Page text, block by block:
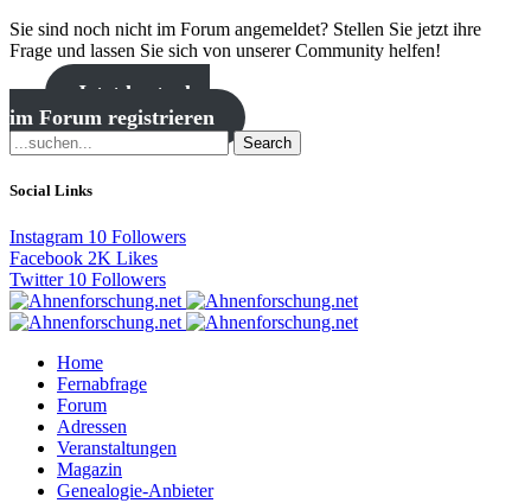
Sie sind noch nicht im Forum angemeldet? Stellen Sie jetzt ihre
Frage und lassen Sie sich von unserer Community helfen!
Jetzt kostenlos
im Forum registrieren
Search
Social Links
Instagram 10 Followers
Facebook 2K Likes
Twitter 10 Followers
Home
Fernabfrage
Forum
Adressen
Veranstaltungen
Magazin
Genealogie-Anbieter